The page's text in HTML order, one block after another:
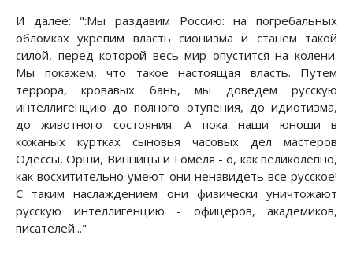
И далее: ":Мы раздавим Россию: на погребальных
обломках укрепим власть сионизма и станем такой
силой, перед которой весь мир опустится на колени.
Мы покажем, что такое настоящая власть. Путем
террора, кровавых бань, мы доведем русскую
интеллигенцию до полного отупения, до идиотизма,
до животного состояния: А пока наши юноши в
кожаных куртках сыновья часовых дел мастеров
Одессы, Орши, Винницы и Гомеля - о, как великолепно,
как восхитительно умеют они ненавидеть все русское!
С таким наслаждением они физически уничтожают
русскую интеллигенцию - офицеров, академиков,
писателей..."